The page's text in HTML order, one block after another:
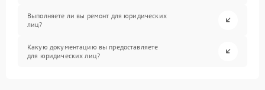
Выполняете ли вы ремонт для юридических
лиц?
Какую документацию вы предоставляете
для юридических лиц?